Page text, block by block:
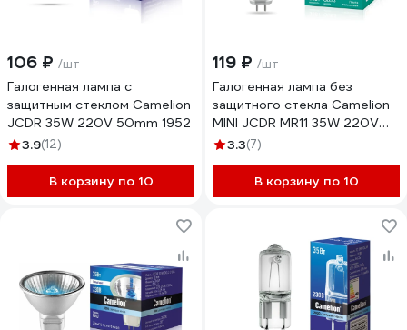
106 ₽ /шт
Галогенная лампа с
защитным стеклом Camelion
JCDR 35W 220V 50mm 1952
3.9(12)
В корзину по 10
119 ₽ /шт
Галогенная лампа без
защитного стекла Camelion
MINI JCDR MR11 35W 220V
35mm 7092
3.3(7)
В корзину по 10